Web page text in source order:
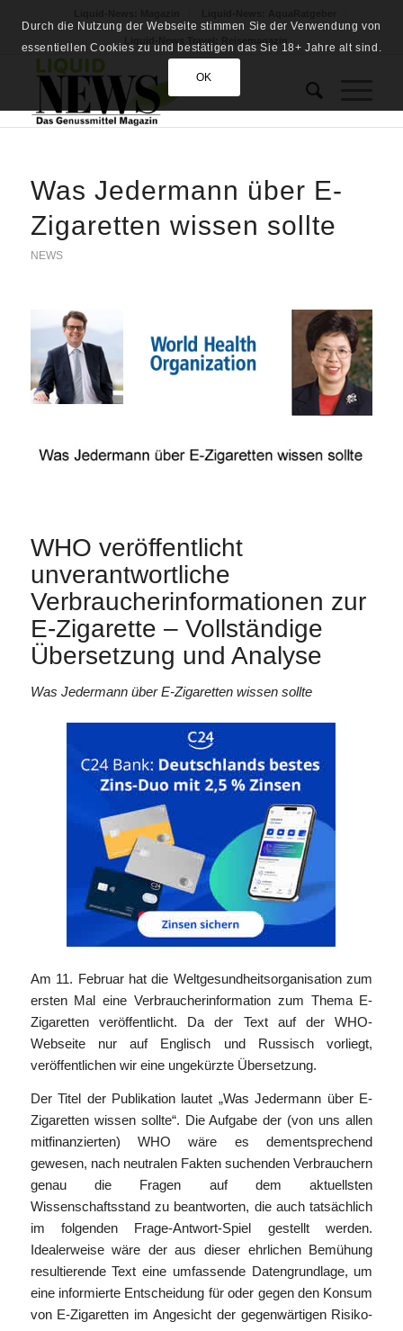
Was Jedermann über E-
Zigaretten wissen sollte
NEWS
WHO veröffentlicht
unverantwortliche
Verbraucherinformationen zur
E-Zigarette – Vollständige
Übersetzung und Analyse
Was Jedermann über E-Zigaretten wissen sollte
Am 11. Februar hat die Weltgesundheitsorganisation zum
ersten Mal eine Verbraucherinformation zum Thema E-
Zigaretten veröffentlicht. Da der Text auf der WHO-
Webseite nur auf Englisch und Russisch vorliegt,
veröffentlichen wir eine ungekürzte Übersetzung.
Der Titel der Publikation lautet „Was Jedermann über E-
Zigaretten wissen sollte“. Die Aufgabe der (von uns allen
mitfinanzierten) WHO wäre es dementsprechend
gewesen, nach neutralen Fakten suchenden Verbrauchern
genau die Fragen auf dem aktuellsten
Wissenschaftsstand zu beantworten, die auch tatsächlich
im folgenden Frage-Antwort-Spiel gestellt werden.
Idealerweise wäre der aus dieser ehrlichen Bemühung
resultierende Text eine umfassende Datengrundlage, um
eine informierte Entscheidung für oder gegen den Konsum
von E-Zigaretten im Angesicht der gegenwärtigen Risiko-
Durch die Nutzung der Webseite stimmen Sie der Verwendung von
essentiellen Cookies zu und bestätigen das Sie 18+ Jahre alt sind.
OK